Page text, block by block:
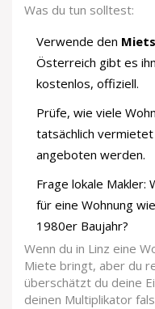
Was du tun solltest:
Verwende den
Österreich gibt es
kostenlos, offiziell.
Prüfe, wie viele
tatsächlich
angeboten werden.
Frage lokale Makler:
für eine Wohnung
1980er Baujahr?
Wenn du in Linz eine
Miete bringt, aber du
überschätzt du deine
deinen Multiplikator